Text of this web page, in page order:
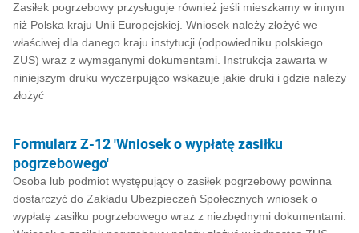
Zasiłek pogrzebowy przysługuje również jeśli mieszkamy w innym
niż Polska kraju Unii Europejskiej. Wniosek należy złożyć we
właściwej dla danego kraju instytucji (odpowiedniku polskiego
ZUS) wraz z wymaganymi dokumentami. Instrukcja zawarta w
niniejszym druku wyczerpująco wskazuje jakie druki i gdzie należy
złożyć
Formularz Z-12 'Wniosek o wypłatę zasiłku
pogrzebowego'
Osoba lub podmiot występujący o zasiłek pogrzebowy powinna
dostarczyć do Zakładu Ubezpieczeń Społecznych wniosek o
wypłatę zasiłku pogrzebowego wraz z niezbędnymi dokumentami.